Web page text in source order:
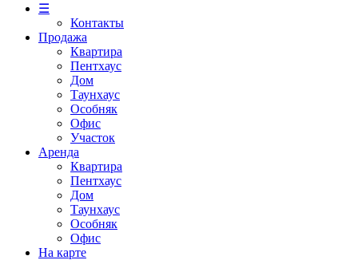
☰
Контакты
Продажа
Квартира
Пентхаус
Дом
Таунхаус
Особняк
Офис
Участок
Аренда
Квартира
Пентхаус
Дом
Таунхаус
Особняк
Офис
На карте